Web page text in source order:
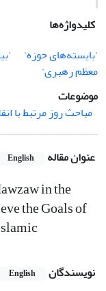
کلیدواژه‌ها
'بایسته‌های حوزه'
معظم رهبری'
موضوعات
مباحث روز مرتبط با
عنوان مقاله English
in the
the Goals of
نویسندگان English